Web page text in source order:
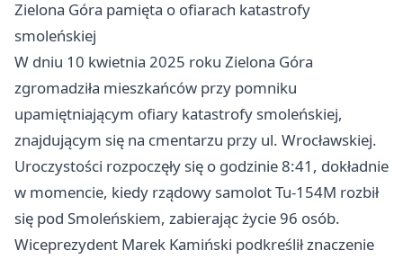
Zielona Góra pamięta o ofiarach katastrofy
smoleńskiej
W dniu 10 kwietnia 2025 roku Zielona Góra
zgromadziła mieszkańców przy pomniku
upamiętniającym ofiary katastrofy smoleńskiej,
znajdującym się na cmentarzu przy ul. Wrocławskiej.
Uroczystości rozpoczęły się o godzinie 8:41, dokładnie
w momencie, kiedy rządowy samolot Tu-154M rozbił
się pod Smoleńskiem, zabierając życie 96 osób.
Wiceprezydent Marek Kamiński podkreślił znaczenie